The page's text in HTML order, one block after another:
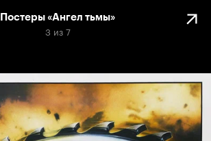
Постеры «Ангел тьмы»
3 из 7